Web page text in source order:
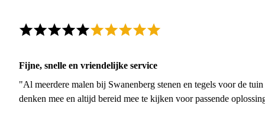
Fijne, snelle en vriendelijke service
"Al meerdere malen bij Swanenberg stenen en tegels voor de
denken mee en altijd bereid mee te kijken voor passende